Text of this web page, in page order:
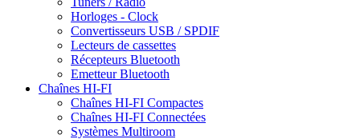
Horloges - Clock
Convertisseurs USB / SPDIF
Lecteurs de cassettes
Récepteurs Bluetooth
Emetteur Bluetooth
Chaînes HI-FI
Chaînes HI-FI Compactes
Chaînes HI-FI Connectées
Systèmes Multiroom